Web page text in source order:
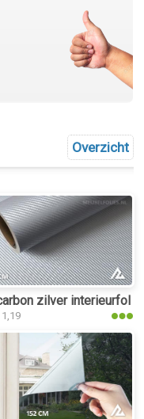
Overzicht
zilver interieurfolie
1,19